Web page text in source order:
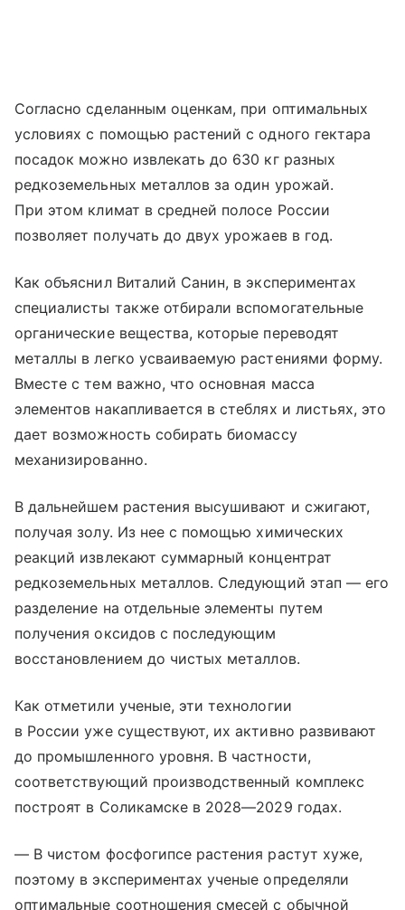
Согласно сделанным оценкам, при оптимальных
условиях с помощью растений с одного гектара
посадок можно извлекать до 630 кг разных
редкоземельных металлов за один урожай.
При этом климат в средней полосе России
позволяет получать до двух урожаев в год.
Как объяснил Виталий Санин, в экспериментах
специалисты также отбирали вспомогательные
органические вещества, которые переводят
металлы в легко усваиваемую растениями форму.
Вместе с тем важно, что основная масса
элементов накапливается в стеблях и листьях, это
дает возможность собирать биомассу
механизированно.
В дальнейшем растения высушивают и сжигают,
получая золу. Из нее с помощью химических
реакций извлекают суммарный концентрат
редкоземельных металлов. Следующий этап — его
разделение на отдельные элементы путем
получения оксидов с последующим
восстановлением до чистых металлов.
Как отметили ученые, эти технологии
в России уже существуют, их активно развивают
до промышленного уровня. В частности,
соответствующий производственный комплекс
построят в Соликамске в 2028—2029 годах.
— В чистом фосфогипсе растения растут хуже,
поэтому в экспериментах ученые определяли
оптимальные соотношения смесей с обычной